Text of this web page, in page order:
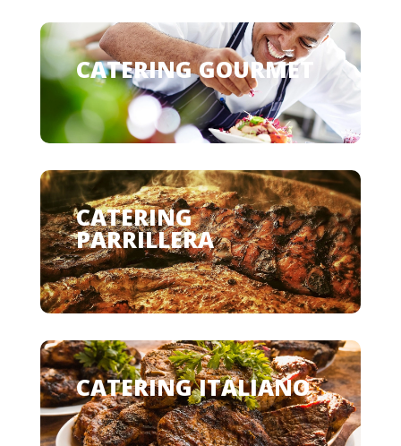
CATERING GOURMET
CATERING
PARRILLERA
CATERING ITALIANO